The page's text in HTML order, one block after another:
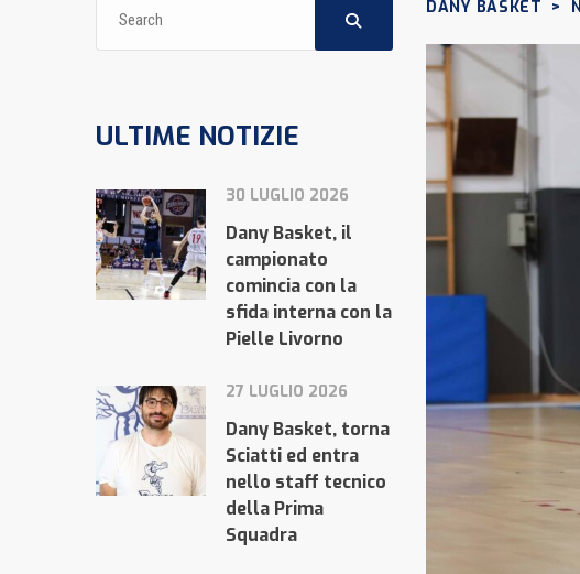
DANY BASKET >
ULTIME NOTIZIE
30 LUGLIO 2026
Dany Basket, il
campionato
comincia con la
sfida interna con la
Pielle Livorno
27 LUGLIO 2026
Dany Basket, torna
Sciatti ed entra
nello staff tecnico
della Prima
Squadra